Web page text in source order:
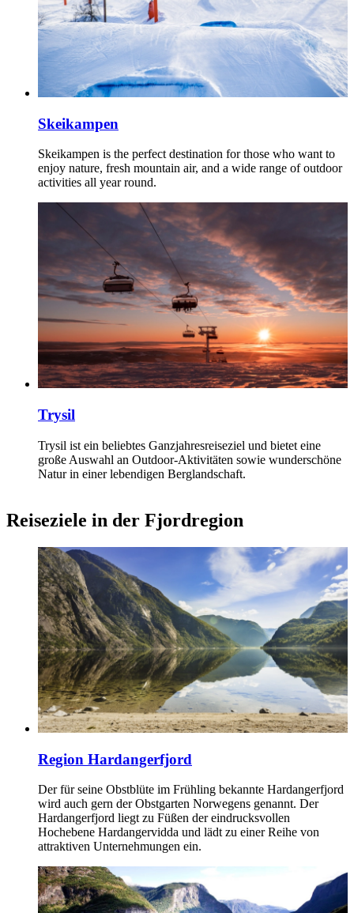
Skeikampen
Skeikampen is the perfect destination for those who want to
enjoy nature, fresh mountain air, and a wide range of outdoor
activities all year round.
Trysil
Trysil ist ein beliebtes Ganzjahresreiseziel und bietet eine
große Auswahl an Outdoor-Aktivitäten sowie wunderschöne
Natur in einer lebendigen Berglandschaft.
Reiseziele in der Fjordregion
Region Hardangerfjord
Der für seine Obstblüte im Frühling bekannte Hardangerfjord
wird auch gern der Obstgarten Norwegens genannt. Der
Hardangerfjord liegt zu Füßen der eindrucksvollen
Hochebene Hardangervidda und lädt zu einer Reihe von
attraktiven Unternehmungen ein.